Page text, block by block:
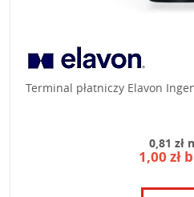
Terminal płatniczy Elavon
0,81 zł
1,00 zł